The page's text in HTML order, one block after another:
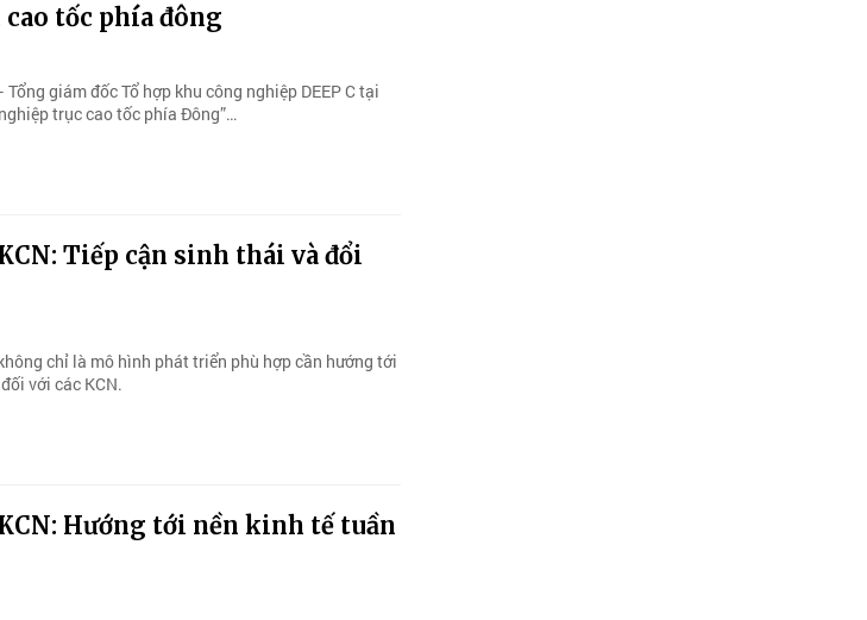
tốc phía đông
giám đốc Tổ hợp khu công nghiệp DEEP C tại
trục cao tốc phía Đông”…
Tiếp cận sinh thái và đổi
chỉ là mô hình phát triển phù hợp cần hướng tới
với các KCN.
Hướng tới nền kinh tế tuần